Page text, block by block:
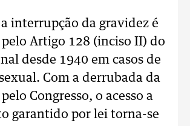
interrupção da gravidez é
Artigo 128 (inciso II) do
desde 1940 em casos de
Com a derrubada da
Congresso, o acesso a
garantido por lei torna-se